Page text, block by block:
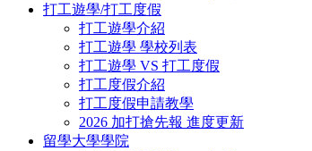
打工遊學/打工度假
打工遊學介紹
打工遊學 學校列表
打工遊學 VS 打工度假
打工度假介紹
打工度假申請教學
2026 加打搶先報 進度更新
留學大學學院